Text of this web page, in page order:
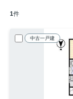
1件
中古一戸建